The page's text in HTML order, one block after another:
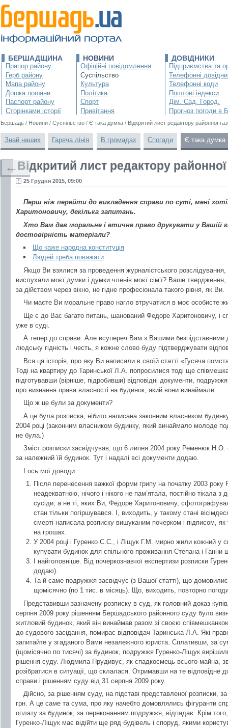
БЕРШАДЩИНА
Прапор району
Герб району
Мапа району
Дошка пошани
Паспорт району
Сторінками історії
НОВИНИ
Офіційні повідомлення
Суспільство
Культура
Політика
Спорт
Привітання
ДОВІДНИКИ
Підприємства та
Телефонні
Телефонні коди
Поштові індекси
Дім. Сад. Город.
Прогноз погоди в
Бершадь / Новини / Суспільство / Є така думка / Відкритий лист редактору районної
Знай наших Гаряча лінія В громадах Спогади Є така думка
Відкритий лист редактору районної
25 Грудня 2015, 09:00
Перш ніж перейти до викладення справи по суті, мені
Харитоновичу, декілька запитань.
Хто Вам дав моральне і етичне право друкувати у Вашій
достовірність матеріали?
Що каже народна конституція
Людей треба поважати
Якщо Ви взялися за проведення журналістського
вислухали моєї думки і думки членів моєї сім’ї? Ваше
за дійством через вікно, не гідне професіонала такого рівня, як Ви.
Чи маєте Ви моральне право нагло втручатися в моє особисте
Ще є до Вас багато питань, шанований Федоре Харитоновичу, і
уже в суді.
А тепер до справи. Але всупереч Вам з Вашими
людську гідність і честь, я кожне слово буду підтверджувати
Вся ця історія, про яку Ви написали в своїй статті «Гусяча
Тоді на квартиру до Таринської Л.А. попросилися тоді ще
підготувавши (вірніше, підробивши) відповідні документи,
про визнання права власності на будинок, який вони винаймали.
Що ж це були за документи?
А це була розписка, нібито написана законним власником
2004 році (законним власником будинку, який винаймало молоде
не була.)
Зміст розписки засвідчував, що 6 липня 2004 року Ременюк
за належний їй будинок. Тут і надалі всі документи додаю.
І ось мої доводи:
Після перенесення важкої форми грипу на початку 2003
неадекватною, нічого і нікого не пам’ятала, постійно тікала
сусіди, а не ті, яких Ви, Федоре Харитоновичу,
стан тільки погіршувався. І, виходить, у такому стані
смерті написала розписку вишуканим почерком і підписом,
на грошах.
У 2004 році і Гуренко С.С., і Ліщук Г.М. мирно жили кожний у
купувати будинок для спільного проживання Степана і Ганни
І найголовніше. Від почеркознавчої експертизи розписки
додаю).
Та й саме подружжя засвідчує (з Вашої статті), що
щомісячно (по 1 тис. в місяць). Що, виходить, повторно
Представивши зазначену розписку в суд, як головний доказ
серпня 2009 року рішенням Бершадського районного суду було
житловий будинок, який він винаймав разом зі своєю
до судового засідання, помирає відповідач Таринська Л.А. Які
запитайте у згаданого Вами незалежного юриста. Сплативши, за
(щомісячно по тисячі) за будинок, подружжя Гуренко-Ліщук
рішення суду. Людмила Прудивус, як спадкоємець всього майна,
розібратися в ситуації, що склалася. Отримавши на те відповідне
справи і рішенням суду від 31 серпня 2009 року.
Дійсно, за рішенням суду, на підставі представленої розписки,
грн. А це саме та сума, про яку начебто домовлялись фігуранти
оплату за будинок, за переконанням подружжя, відпадає. Крім
Гуренко-Ліщук має відійти ще ряд будівель і споруд, якими
←